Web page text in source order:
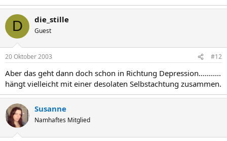
D die_stille
Guest
20 Oktober 2003 #12
Aber das geht dann doch schon in Richtung Depression...........
hängt vielleicht mit einer desolaten Selbstachtung zusammen.
Susanne
Namhaftes Mitglied